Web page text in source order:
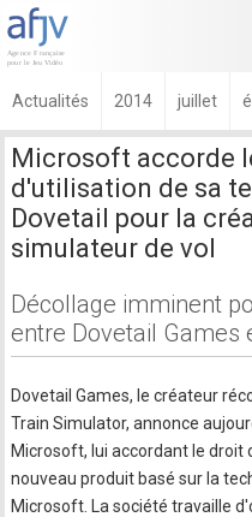
Actualités 2014 juillet
Microsoft accorde
d'utilisation de sa
Dovetail pour la
simulateur de vol
Décollage imminent
entre Dovetail Games
Dovetail Games, le créateur
Train Simulator, annonce
Microsoft, lui accordant le droit
nouveau produit basé sur la
Microsoft. La société travaille